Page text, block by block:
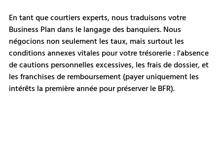
En tant que courtiers experts, nous traduisons votre
Business Plan dans le langage des banquiers. Nous
négocions non seulement les taux, mais surtout les
conditions annexes vitales pour votre trésorerie : l'absence
de cautions personnelles excessives, les frais de dossier, et
les franchises de remboursement (payer uniquement les
intérêts la première année pour préserver le BFR).